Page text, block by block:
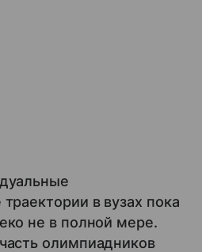
в вузах пока
не в полной мере.
олимпиадников